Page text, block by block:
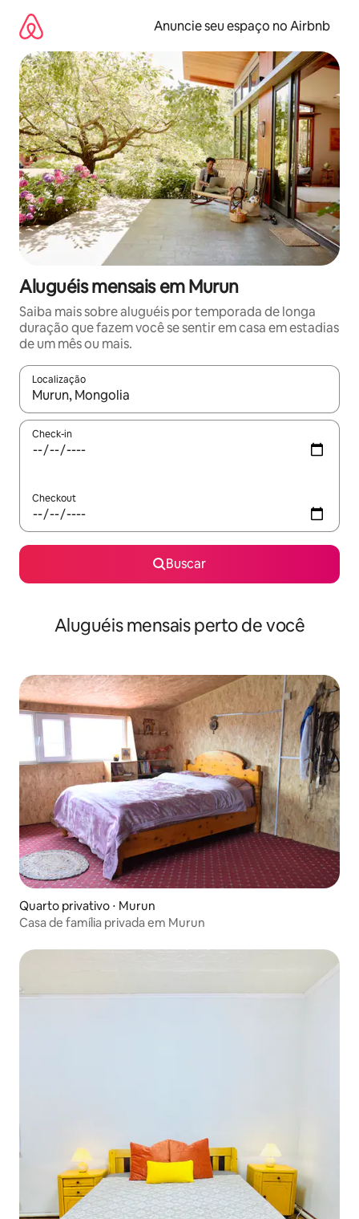
para
conteúdo
Anuncie seu espaço no Airbnb
Aluguéis mensais em Murun
Saiba mais sobre aluguéis por temporada de longa
duração que fazem você se sentir em casa em estadias
de um mês ou mais.
Localização
Quando os resultados estiverem disponíveis, explore-os
Check-in
Checkout
Buscar
Aluguéis mensais perto de você
Quarto privativo ⋅ Murun
Casa de família privada em Murun